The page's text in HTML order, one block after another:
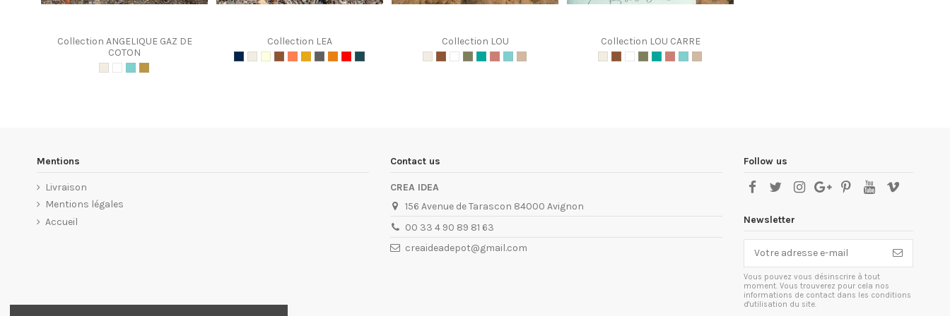
Collection ANGELIQUE GAZ DE
COTON
Collection LEA Collection LOU Collection LOU CARRE
Mentions
Livraison
Mentions légales
Accueil
Contact us
CREA IDEA
156 Avenue de Tarascon 84000 Avignon
00 33 4 90 89 81 63
creaideadepot@gmail.com
Follow us
Newsletter
Vous pouvez vous désinscrire à tout
moment. Vous trouverez pour cela nos
informations de contact dans les conditions
d'utilisation du site.